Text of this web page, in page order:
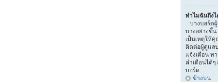
ทำไมฉันถึง
บางบอร์ด
บางอย่างขึ้
เป็นเหตุให้
ติดต่อผู้ดูแล
แจ้งเตือน ท
คำเตือนได้
บอร์ด
ข้างบน